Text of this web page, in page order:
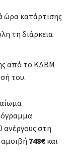
ώρα κατάρτισης
τη διάρκεια
από το ΚΔΒΜ
του.
ανέργους στη
αμοιβή 748€ και